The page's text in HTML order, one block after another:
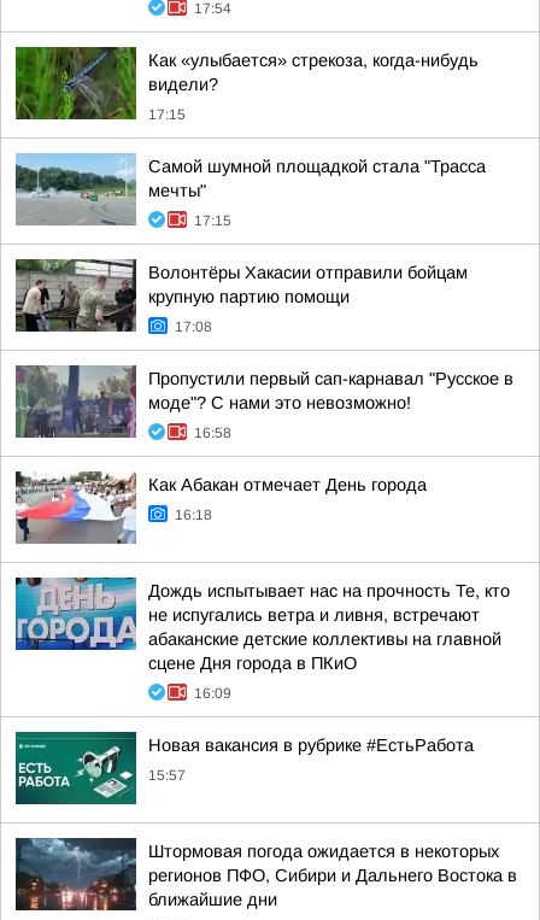
17:54
Как «улыбается» стрекоза, когда-нибудь
видели?
17:15
Самой шумной площадкой стала "Трасса
мечты"
17:15
Волонтёры Хакасии отправили бойцам
крупную партию помощи
17:08
Пропустили первый сап-карнавал "Русское в
моде"? С нами это невозможно!
16:58
Как Абакан отмечает День города
16:18
Дождь испытывает нас на прочность Те, кто
не испугались ветра и ливня, встречают
абаканские детские коллективы на главной
сцене Дня города в ПКиО
16:09
Новая вакансия в рубрике #ЕстьРабота
15:57
Штормовая погода ожидается в некоторых
регионов ПФО, Сибири и Дальнего Востока в
ближайшие дни